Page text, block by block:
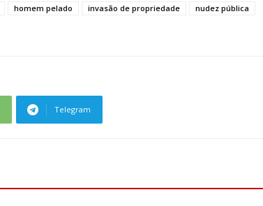
homem pelado invasão de propriedade
nudez pública
Telegram